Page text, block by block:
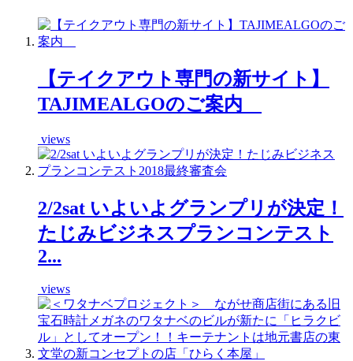
【テイクアウト専門の新サイト】
TAJIMEALGOのご案内
views
2/2sat いよいよグランプリが決定！
たじみビジネスプランコンテスト
2...
views